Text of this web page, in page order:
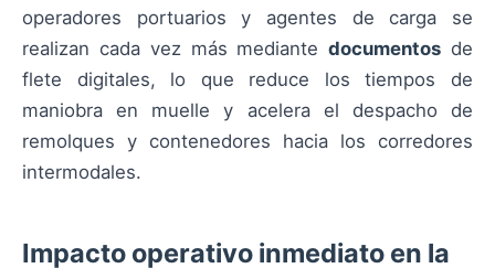
operadores portuarios y agentes de carga se
realizan cada vez más mediantedocumentos de
flete digitales, lo que reduce los tiempos de
maniobra en muelle y acelera el despacho de
remolques y contenedores hacia los corredores
intermodales.
Impacto operativo inmediato en la